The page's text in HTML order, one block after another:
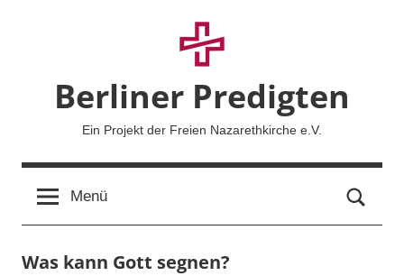
Berliner Predigten
Ein Projekt der Freien Nazarethkirche e.V.
Menü
Was kann Gott segnen?